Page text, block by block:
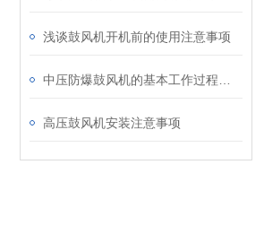
浅谈鼓风机开机前的使用注意事项
高压鼓风机安装注意事项